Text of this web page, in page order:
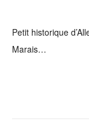
Petit historique
Marais…